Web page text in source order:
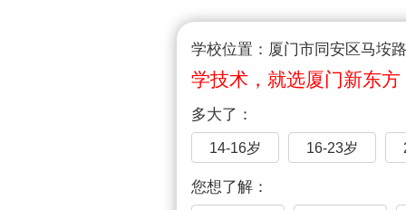
学校位置：厦门市同安区马垵
学技术，就选厦门新东方
多大了：
14-16岁 16-23岁
您想了解：